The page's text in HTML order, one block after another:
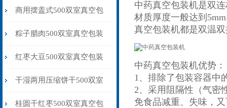
商用摆盖式500双室真空包
装机厂家供应
粽子腊肉500双室真空包装
机干湿两用
红枣大豆500双室真空包装
机微电脑控制
干湿两用压缩饼干500双室
真空包装机品牌
桂圆干红枣500双室真空包
中药真空包装机是双
材质厚度一般达到
真空包装机都是双温
中药真空包装机优势：
1、排除了包装容器中
2、采用阻隔性（气密
免食品减重、失味，